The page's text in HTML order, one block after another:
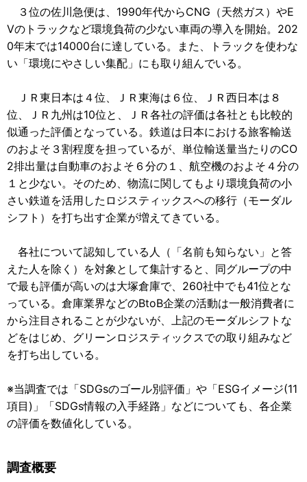
３位の佐川急便は、1990年代からCNG（天然ガス）やE
Vのトラックなど環境負荷の少ない車両の導入を開始。202
0年末では14000台に達している。また、トラックを使わな
い「環境にやさしい集配」にも取り組んでいる。
ＪＲ東日本は４位、ＪＲ東海は６位、ＪＲ西日本は８
位、ＪＲ九州は10位と、ＪＲ各社の評価は各社とも比較的
似通った評価となっている。鉄道は日本における旅客輸送
のおよそ３割程度を担っているが、単位輸送量当たりのCO
2排出量は自動車のおよそ６分の１、航空機のおよそ４分の
１と少ない。そのため、物流に関してもより環境負荷の小
さい鉄道を活用したロジスティックスへの移行（モーダル
シフト）を打ち出す企業が増えてきている。
各社について認知している人（「名前も知らない」と答
えた人を除く）を対象として集計すると、同グループの中
で最も評価が高いのは大塚倉庫で、260社中でも41位とな
っている。倉庫業界などのBtoB企業の活動は一般消費者に
から注目されることが少ないが、上記のモーダルシフトな
どをはじめ、グリーンロジスティックスでの取り組みなど
を打ち出している。
※当調査では「SDGsのゴール別評価」や「ESGイメージ(11
項目)」「SDGs情報の入手経路」などについても、各企業
の評価を数値化している。
調査概要